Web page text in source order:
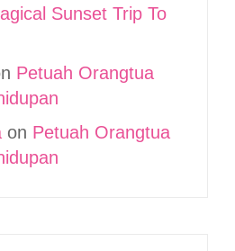
Sunset Trip To
Petuah Orangtua
on Petuah Orangtua